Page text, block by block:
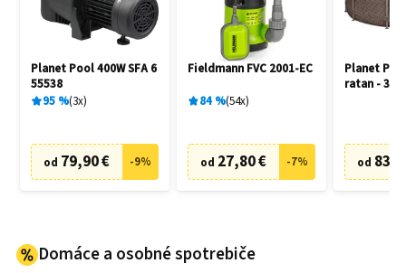
Planet Pool 400W SFA 6
55538
95% 3x
od 79,90 € -9%
Fieldmann FVC 2001-EC
84% 54x
od 27,80 € -7%
Planet
ratan - 305
od
Domáce a osobné spotrebiče